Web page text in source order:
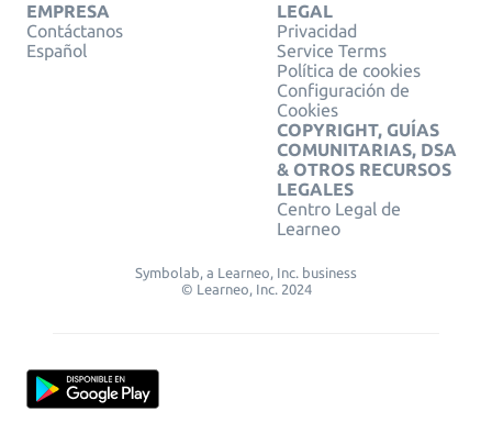
EMPRESA
Contáctanos
Español
LEGAL
Privacidad
Service Terms
Política de cookies
Configuración de
Cookies
COPYRIGHT, GUÍAS
COMUNITARIAS, DSA
& OTROS RECURSOS
LEGALES
Centro Legal de
Learneo
Symbolab, a Learneo, Inc. business
© Learneo, Inc. 2024